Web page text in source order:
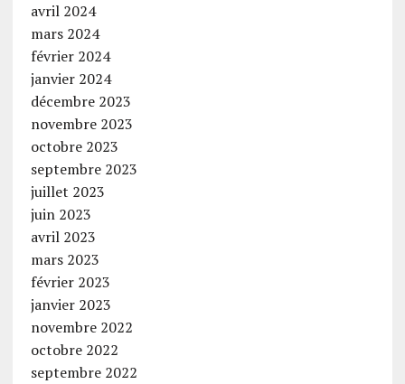
avril 2024
mars 2024
février 2024
janvier 2024
décembre 2023
novembre 2023
octobre 2023
septembre 2023
juillet 2023
juin 2023
avril 2023
mars 2023
février 2023
janvier 2023
novembre 2022
octobre 2022
septembre 2022